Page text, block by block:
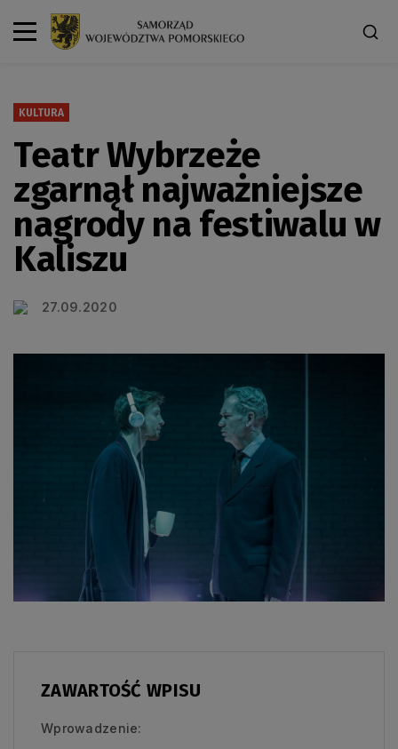
KULTURA
Teatr Wybrzeże
zgarnął najważniejsze
nagrody na festiwalu w
Kaliszu
27.09.2020
ZAWARTOŚĆ WPISU
Wprowadzenie: